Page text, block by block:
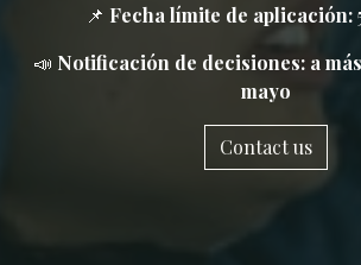
📌 Fecha límite de aplicación:
📣 Notificación de decisiones: a
mayo
Contact us